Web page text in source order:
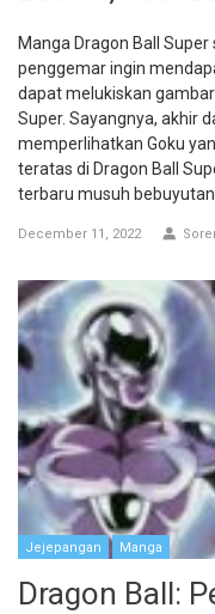
Manga Dragon Ball
penggemar ingin
dapat melukiskan
Super. Sayangnya, akhir
memperlihatkan Goku
teratas di Dragon Ball
terbaru musuh
December 11, 2022
Jejepangan Manga
Dragon Ball: